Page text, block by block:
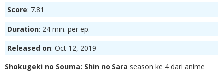
Score: 7.81
Duration: 24 min. per ep.
Released on: Oct 12, 2019
Shokugeki no Souma: Shin no Sara season ke 4 dari anime